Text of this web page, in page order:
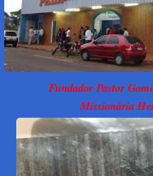
Fundador Pastor
Missionária